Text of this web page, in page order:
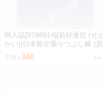
同人誌[3788914][新砂通信 (せと
かい)]日本航空乗りつぶし帳 (其
售價 360